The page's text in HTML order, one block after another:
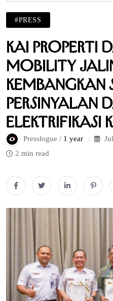
#PRESS
KAI Properti
Mobility
Kembangkan
Persinyalan
Elektrifikasi
Presslogue / 1 year
2 min read